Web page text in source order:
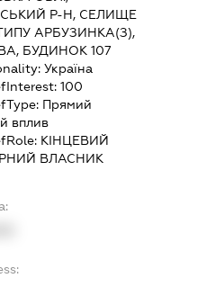
Р-Н, СЕЛИЩЕ
АРБУЗИНКА(З),
БУДИНОК 107
Україна
100
Прямий
вплив
КІНЦЕВИЙ
ВЛАСНИК